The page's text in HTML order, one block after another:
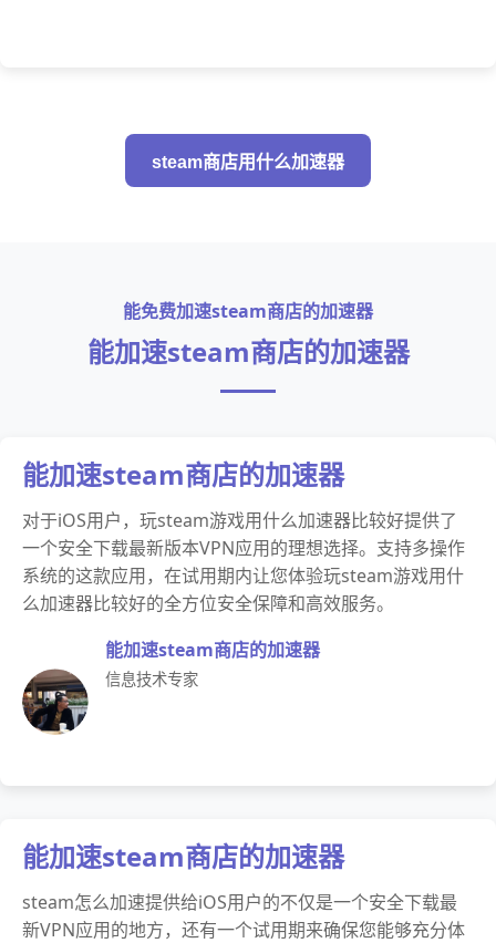
steam商店用什么加速器
能免费加速steam商店的加速器
能加速steam商店的加速器
能加速steam商店的加速器
对于iOS用户，玩steam游戏用什么加速器比较好提供了
一个安全下载最新版本VPN应用的理想选择。支持多操作
系统的这款应用，在试用期内让您体验玩steam游戏用什
么加速器比较好的全方位安全保障和高效服务。
能加速steam商店的加速器
信息技术专家
能加速steam商店的加速器
steam怎么加速提供给iOS用户的不仅是一个安全下载最
新VPN应用的地方，还有一个试用期来确保您能够充分体